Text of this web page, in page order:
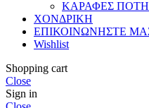
ΚΑΡΑΦΕΣ
ΧΟΝΔΡΙΚΗ
ΕΠΙΚΟΙΝΩΝΗΣΤΕ
Wishlist
Shopping cart
Close
Sign in